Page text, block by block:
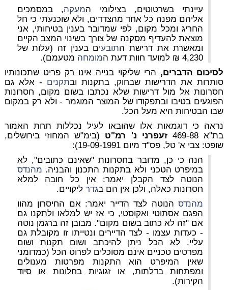
עיינתי בשרטוטים, בצילומי המעקה, במסמכים
אליהם מפנה כל אחד מהצדדים, ולא שוכנעתי כי חל
החריג ומכל מקום, לפי שמדובר בענין בטיחותי, אני
מוצאת להעדיף מסקנה של צורך בשינוי המצב הקיים
ומאשרת את דרישת התובעים בענין זה (עלות של
4,230 ₪ למועד חוות דעת ה
מומחה מטעמם).
לסיכום הדברים, הרי שליקוי בנייה אינו רק פריט שתכונותיו
סותרות את הדרישות שבחוק, בתקנות ובתקנים - אלא גם
חסרונות אל מול דרישות שלא נכתבו בשום מקום, חסרונות
הפוגעים בטיבו ובתפקודו של המוצר המוגמר - ולא רק במקום
שבו הבטיחות היא מעל הכל.
נראה כי דוגמאות אלו שהובאו לעיל נכללות תחת האמור
בת"א 469-88
זעפרני נ' רמ"ט (בימ"ש המחוזי בירושלים,
שופט: צבי א' טל, פס"ד מיום 19-09-1991):
הנה כי כן, מדובר בחסרונות "שאינם כתובים", לא
במיפרט הטכני ולא בתקנות התכנון והבניה. מהנדס
הנוטה לצד הקבלן יאמר: אין כל חובה למלא
חסרונות כאלה, ולכן אין הם בגדרליקויים.
מהנדסהנוטה לצד הדייר יאמר: אם החיסרון מהוו
הפגם אסתוטי ואקוסטי, כי אז יש למלאו ולתקנו גם
אם "זה לא כתוב בשום מקום". מבובן זה ברגמן נוטה
- כעדות עצמו - לצד הדיירים ונטייתו זו מקובלת גם
עליי. לא הכל ניתן להיכתב ושום תקנות ושום
מפרטים טכניים אינם מסוכלים לפרוט הכל (כמדומני
שאין המיפרט הוא התקנות מפרטות מענולים
ומפתחות בדלתות, או זגוגיות בחלונות או סיוד
הקירות).